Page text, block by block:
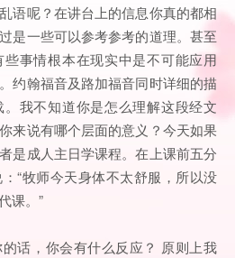
语呢？在讲台上的信息你真的都相
是一些可以参考参考的道理。甚至
事情根本在现实中是不可能应用
约翰福音及路加福音同时详细的描
我不知道你是怎么理解这段经文
来说有哪个层面的意义？今天如果
是成人主日学课程。在上课前五分
“牧师今天身体不太舒服，所以没
课。”
话，你会有什么反应？ 原则上我